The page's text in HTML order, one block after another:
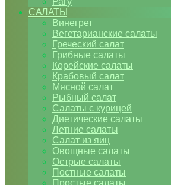
САЛАТЫ
Винегрет
Вегетарианские салаты
Греческий салат
Грибные салаты
Корейские салаты
Крабовый салат
Мясной салат
Рыбный салат
Салаты с курицей
Диетические салаты
Летние салаты
Салат из яиц
Овощные салаты
Острые салаты
Постные салаты
Простые салаты